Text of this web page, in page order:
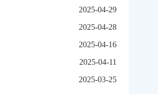
2025-04-29
2025-04-28
2025-04-16
2025-04-11
2025-03-25